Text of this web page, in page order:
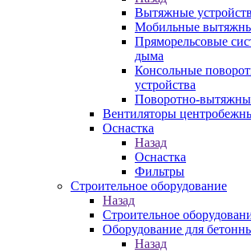
Вытяжные
Мобильные
Пряморельсовые
дыма
Консольные
устройства
Поворотно-
Вентиляторы
Оснастка
Назад
Оснастка
Фильтры
Строительное оборудование
Назад
Строительное
Оборудование для
Назад